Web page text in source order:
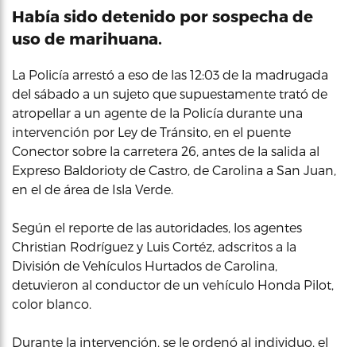
Había sido detenido por sospecha de
uso de marihuana.
La Policía arrestó a eso de las 12:03 de la madrugada
del sábado a un sujeto que supuestamente trató de
atropellar a un agente de la Policía durante una
intervención por Ley de Tránsito, en el puente
Conector sobre la carretera 26, antes de la salida al
Expreso Baldorioty de Castro, de Carolina a San Juan,
en el de área de Isla Verde.
Según el reporte de las autoridades, los agentes
Christian Rodríguez y Luis Cortéz, adscritos a la
División de Vehículos Hurtados de Carolina,
detuvieron al conductor de un vehículo Honda Pilot,
color blanco.
Durante la intervención, se le ordenó al individuo, el